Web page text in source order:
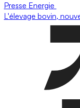
Presse Energie
L'élevage bovin,